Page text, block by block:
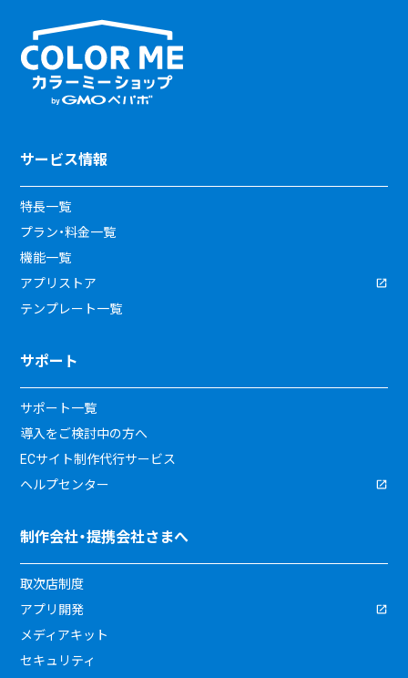
サービス情報
特長一覧
プラン・料金一覧
機能一覧
アプリストア
テンプレート一覧
サポート
サポート一覧
導入をご検討中の方へ
ECサイト制作代行サービス
ヘルプセンター
制作会社・提携会社さまへ
取次店制度
アプリ開発
メディアキット
セキュリティ